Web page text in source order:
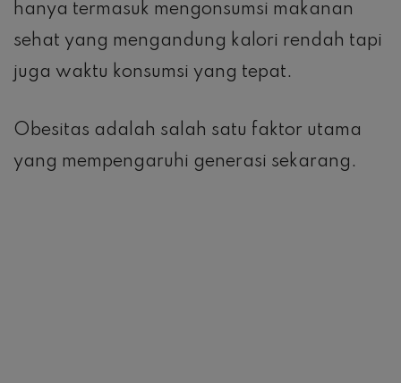
hanya termasuk mengonsumsi makanan
sehat yang mengandung kalori rendah tapi
juga waktu konsumsi yang tepat.
Obesitas adalah salah satu faktor utama
yang mempengaruhi generasi sekarang.